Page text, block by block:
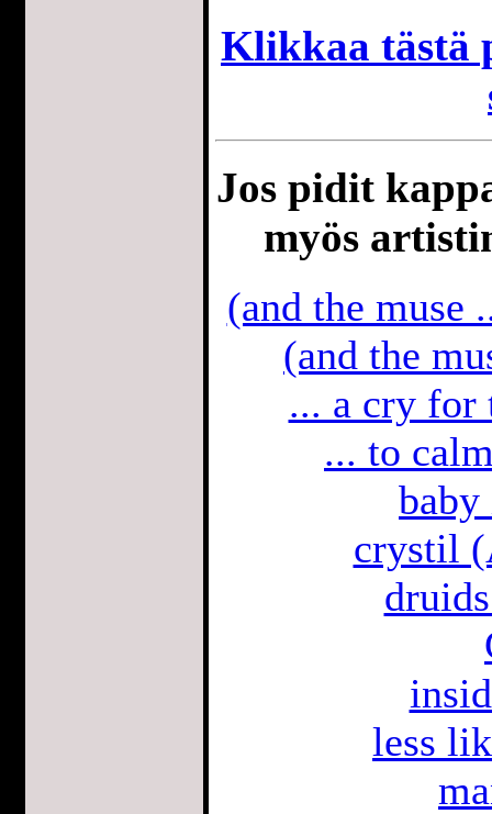
Klikkaa tästä
Jos pidit
myös
(and the muse
(and the
... a cry for
... to
crystil
less